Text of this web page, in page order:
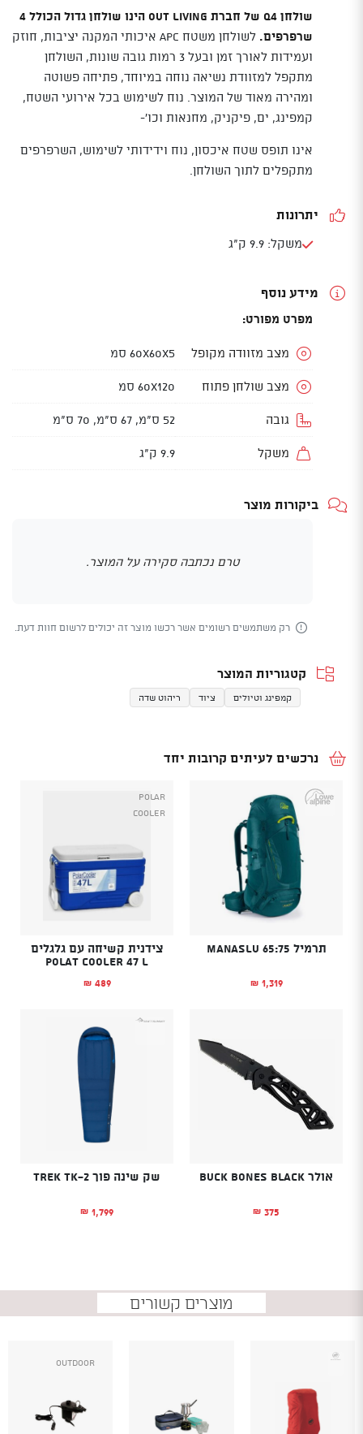
שולחן Q4 של חברת OUT LIVING הינו שולחן גדול הכולל 4
שרפרפים.
לשולחן משטח APC איכותי המקנה יציבות, חוזק
ועמידות לאורך זמן ובעל 3 רמות גובה שונות, השולחן
מתקפל למזוודת נשיאה נוחה במיוחד, פתיחה פשוטה
ומהירה מאוד של המוצר. נוח לשימוש בכל אירועי השטח,
קמפינג, ים, פיקניק, מחנאות וכו'-
אינו תופס שטח איכסון, נוח וידידותי לשימוש, השרפרפים
מתקפלים לתוך השולחן.
יתרונות
משקל: 9.9 ק"ג
מידע נוסף
מפרט מפורט:
מצב מזוודה מקופל 60X60X5 סמ
מצב שולחן פתוח 60X120 סמ
גובה 52 ס"מ, 67 ס"מ, 70 ס"מ
משקל 9.9 ק"ג
ביקורות מוצר
טרם נכתבה סקירה על המוצר.
רק משתמשים רשומים אשר רכשו מוצר זה יכולים לרשום חוות דעת.
קטגוריות המוצר
קמפינג וטיולים ציוד ריהוט שדה
נרכשים לעיתים קרובות יחד
תרמיל Manaslu 65:75
₪ 1,319
POLAR
COOLER
צידנית קשיחה עם גלגלים
POLAT COOLER 47 L
₪ 489
אולר BUCK BONES BLACK
₪ 375
שק שינה פוך TREK TK-2
₪ 1,799
מוצרים קשורים
Outdoor